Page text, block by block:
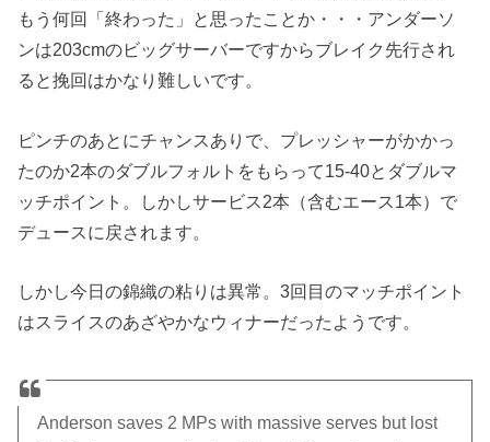
もう何回「終わった」と思ったことか・・・アンダーソ
ンは203cmのビッグサーバーですからブレイク先行され
ると挽回はかなり難しいです。
ピンチのあとにチャンスありで、プレッシャーがかかっ
たのか2本のダブルフォルトをもらって15-40とダブルマ
ッチポイント。しかしサービス2本（含むエース1本）で
デュースに戻されます。
しかし今日の錦織の粘りは異常。3回目のマッチポイント
はスライスのあざやかなウィナーだったようです。
Anderson saves 2 MPs with massive serves but lost